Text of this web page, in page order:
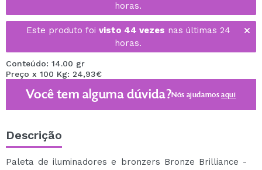
horas.
Este produto foi visto 44 vezes nas últimas 24
horas.
Conteúdo: 14.00 gr
Preço x 100 Kg: 24,93€
Você tem alguma dúvida?Nós ajudamosaqui
Descrição
Paleta de iluminadores e bronzers Bronze Brilliance -